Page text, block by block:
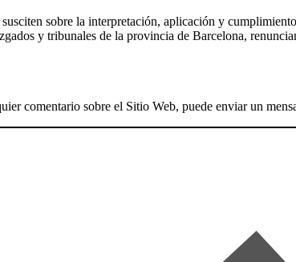
sobre la interpretación, aplicación y
y tribunales de la provincia de Barcelona,
comentario sobre el Sitio Web, puede enviar un